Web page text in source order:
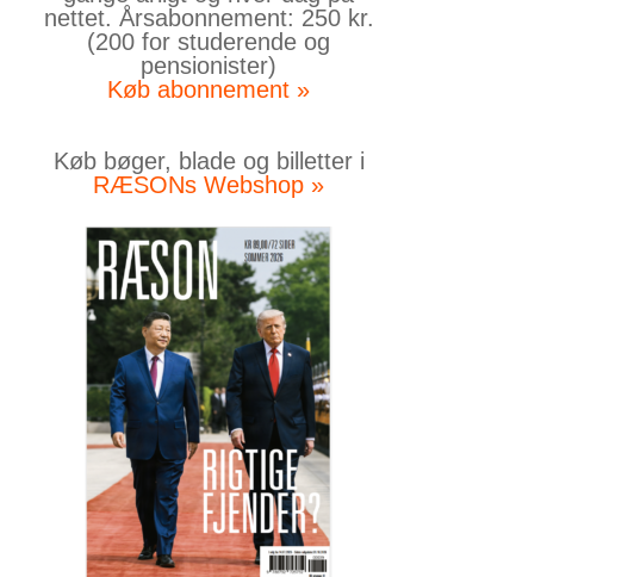
nettet. Årsabonnement: 250 kr.
(200 for studerende og
pensionister)
Køb abonnement »
Køb bøger, blade og billetter i
RÆSONs Webshop »